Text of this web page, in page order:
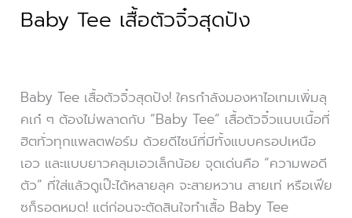
Baby Tee เสื้อตัวจิ๋วสุดปัง
Baby Tee เสื้อตัวจิ๋วสุดปัง! ใครกำลังมองหาไอเทมเพิ่มลุ
คเก๋ ๆ ต้องไม่พลาดกับ “Baby Tee” เสื้อตัวจิ๋วแนบเนื้อที่
ฮิตทั่วทุกแพลตฟอร์ม ด้วยดีไซน์ที่มีทั้งแบบครอปเหนือ
เอว และแบบยาวคลุมเอวเล็กน้อย จุดเด่นคือ “ความพอดี
ตัว” ที่ใส่แล้วดูเป๊ะได้หลายลุค จะสายหวาน สายเท่ หรือเฟีย
ซก็รอดหมด! แต่ก่อนจะตัดสินใจทำเสื้อ Baby Tee